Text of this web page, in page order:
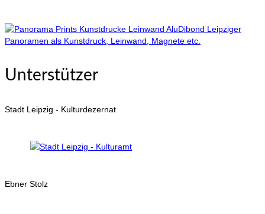
Leipziger
Panoramen als Kunstdruck, Leinwand, Magnete etc.
Unterstützer
Stadt Leipzig - Kulturdezernat
Ebner Stolz